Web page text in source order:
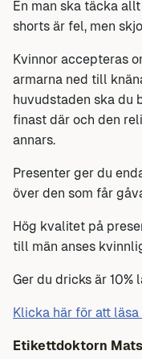
En man ska täcka
shorts är fel, men
Kvinnor accepteras
armarna ned till
huvudstaden ska du
finast där och den
annars.
Presenter ger du
över den som får
Hög kvalitet på
till män anses
Ger du dricks är 10%
Klicka här för att
Etikettdoktorn